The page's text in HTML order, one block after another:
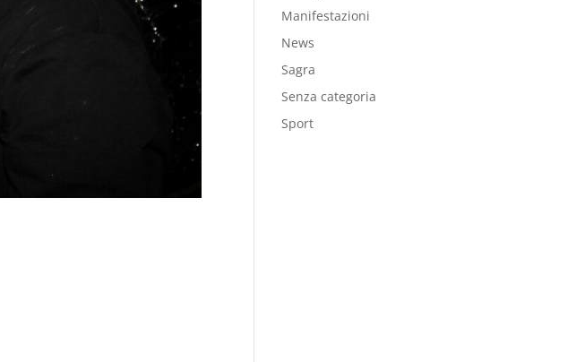
Manifestazioni
News
Sagra
Senza categoria
Sport